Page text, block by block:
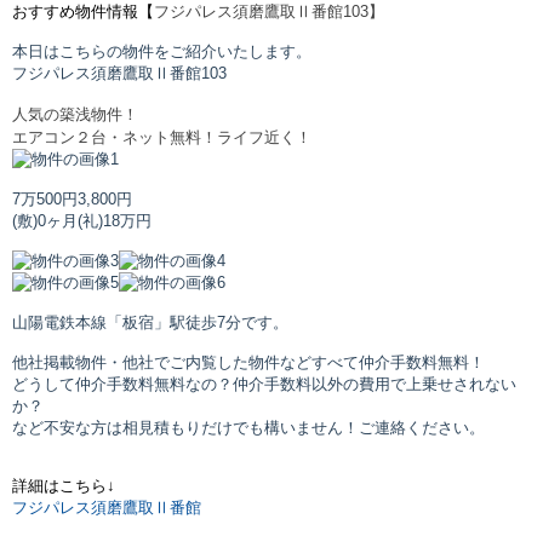
おすすめ物件情報【 フジパレス須磨鷹取Ⅱ番館103】
本日はこちらの物件をご紹介いたします。
フジパレス須磨鷹取Ⅱ番館103
人気の築浅物件！
エアコン２台・ネット無料！ライフ近く！
7万500円3,800円
(敷)0ヶ月 (礼)18万円
山陽電鉄本線「板宿」駅徒歩7分です。
他社掲載物件・他社でご内覧した物件などすべて仲介手数料無料！
どうして仲介手数料無料なの？仲介手数料以外の費用で上乗せされない
か？
など不安な方は相見積もりだけでも構いません！ご連絡ください。
詳細はこちら↓
フジパレス須磨鷹取Ⅱ番館